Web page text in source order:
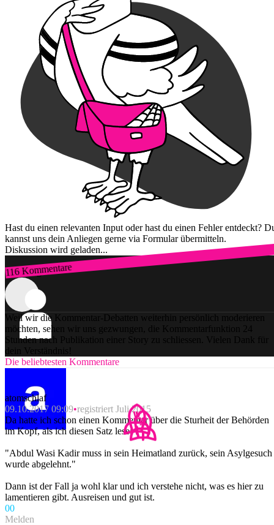
Hast du einen relevanten Input oder hast du einen Fehler entdeckt?
kannst uns dein Anliegen gerne via Formular übermitteln.
Diskussion wird geladen...
116 Kommentare
Zum Login
Weil wir die Kommentar-Debatten weiterhin persönlich moderieren
möchten, sehen wir uns gezwungen, die Kommentarfunktion 24
Stunden nach Publikation einer Story zu schliessen. Vielen Dank für
dein Verständnis!
Die beliebtesten Kommentare
atomschlaf
09.10.2017 09:09 registriert Juli 2015
Da hatte ich schon einen Kommentar über die Sturheit der Behörden
im Kopf, als ich diesen Satz lese:
"Abdul Wasi Kadir muss in sein Heimatland zurück, sein Asylgesuch
wurde abgelehnt."
Dann ist der Fall ja wohl klar und ich verstehe nicht, was es hier zu
lamentieren gibt. Ausreisen und gut ist.
00
Melden